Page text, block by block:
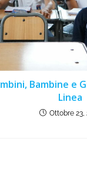
Bambine e
Linea
Ottobre 23,